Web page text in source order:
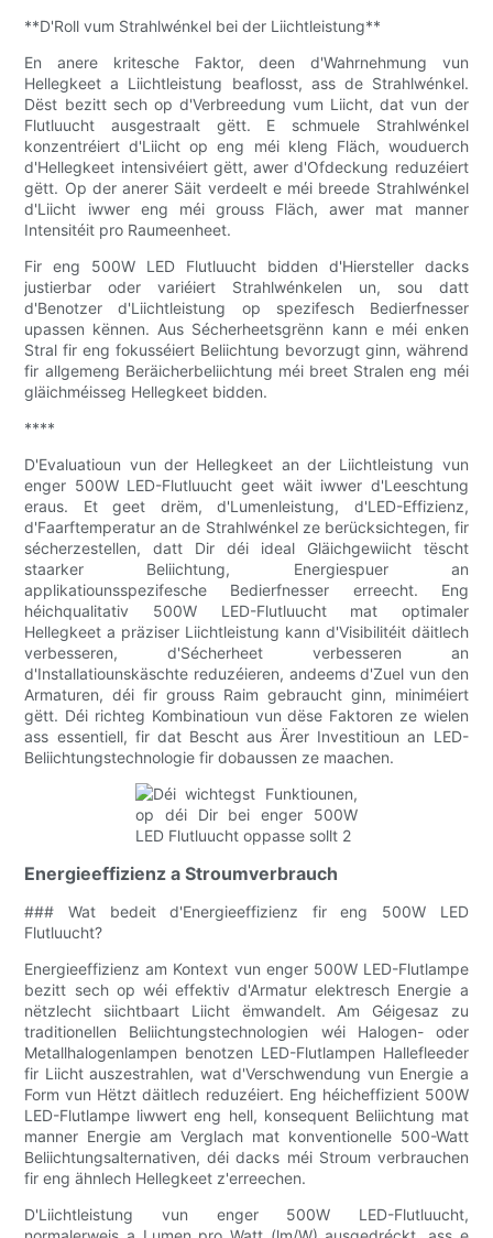
**D'Roll vum Strahlwénkel bei der Liichtleistung**
En anere kritesche Faktor, deen d'Wahrnehmung vun
Hellegkeet a Liichtleistung beaflosst, ass de Strahlwénkel.
Dëst bezitt sech op d'Verbreedung vum Liicht, dat vun der
Flutluucht ausgestraalt gëtt. E schmuele Strahlwénkel
konzentréiert d'Liicht op eng méi kleng Fläch, wouduerch
d'Hellegkeet intensivéiert gëtt, awer d'Ofdeckung reduzéiert
gëtt. Op der anerer Säit verdeelt e méi breede Strahlwénkel
d'Liicht iwwer eng méi grouss Fläch, awer mat manner
Intensitéit pro Raumeenheet.
Fir eng 500W LED Flutluucht bidden d'Hiersteller dacks
justierbar oder variéiert Strahlwénkelen un, sou datt
d'Benotzer d'Liichtleistung op spezifesch Bedierfnesser
upassen kënnen. Aus Sécherheetsgrënn kann e méi enken
Stral fir eng fokusséiert Beliichtung bevorzugt ginn, während
fir allgemeng Beräicherbeliichtung méi breet Stralen eng méi
gläichméisseg Hellegkeet bidden.
****
D'Evaluatioun vun der Hellegkeet an der Liichtleistung vun
enger 500W LED-Flutluucht geet wäit iwwer d'Leeschtung
eraus. Et geet drëm, d'Lumenleistung, d'LED-Effizienz,
d'Faarftemperatur an de Strahlwénkel ze berücksichtegen, fir
sécherzestellen, datt Dir déi ideal Gläichgewiicht tëscht
staarker Beliichtung, Energiespuer an
applikatiounsspezifesche Bedierfnesser erreecht. Eng
héichqualitativ 500W LED-Flutluucht mat optimaler
Hellegkeet a präziser Liichtleistung kann d'Visibilitéit däitlech
verbesseren, d'Sécherheet verbesseren an
d'Installatiounskäschte reduzéieren, andeems d'Zuel vun den
Armaturen, déi fir grouss Raim gebraucht ginn, miniméiert
gëtt. Déi richteg Kombinatioun vun dëse Faktoren ze wielen
ass essentiell, fir dat Bescht aus Ärer Investitioun an LED-
Beliichtungstechnologie fir dobaussen ze maachen.
Energieeffizienz a Stroumverbrauch
### Wat bedeit d'Energieeffizienz fir eng 500W LED
Flutluucht?
Energieeffizienz am Kontext vun enger 500W LED-Flutlampe
bezitt sech op wéi effektiv d'Armatur elektresch Energie a
nëtzlecht siichtbaart Liicht ëmwandelt. Am Géigesaz zu
traditionellen Beliichtungstechnologien wéi Halogen- oder
Metallhalogenlampen benotzen LED-Flutlampen Hallefleeder
fir Liicht auszestrahlen, wat d'Verschwendung vun Energie a
Form vun Hëtzt däitlech reduzéiert. Eng héicheffizient 500W
LED-Flutlampe liwwert eng hell, konsequent Beliichtung mat
manner Energie am Verglach mat konventionelle 500-Watt
Beliichtungsalternativen, déi dacks méi Stroum verbrauchen
fir eng ähnlech Hellegkeet z'erreechen.
D'Liichtleistung vun enger 500W LED-Flutluucht,